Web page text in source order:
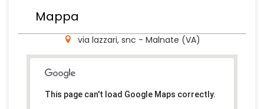
Mappa
via lazzari, snc - Malnate (VA)
This page can't load Google Maps correctly.